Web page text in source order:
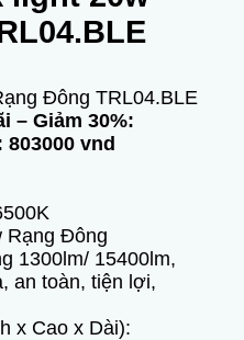
Đông TRL04.BLE
– Giảm 30%:
803000 vnd
Rạng Đông
1300lm/ 15400lm,
an toàn, tiện lợi,
x Cao x Dài):